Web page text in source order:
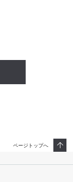
ページトップへ